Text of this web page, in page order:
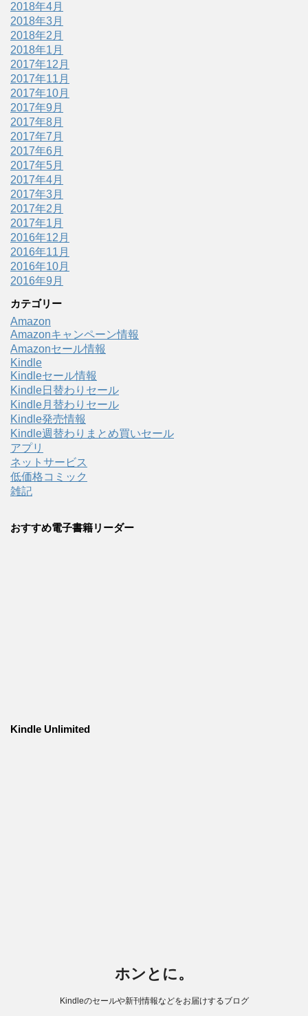
2018年4月
2018年3月
2018年2月
2018年1月
2017年12月
2017年11月
2017年10月
2017年9月
2017年8月
2017年7月
2017年6月
2017年5月
2017年4月
2017年3月
2017年2月
2017年1月
2016年12月
2016年11月
2016年10月
2016年9月
カテゴリー
Amazon
Amazonキャンペーン情報
Amazonセール情報
Kindle
Kindleセール情報
Kindle日替わりセール
Kindle月替わりセール
Kindle発売情報
Kindle週替わりまとめ買いセール
アプリ
ネットサービス
低価格コミック
雑記
おすすめ電子書籍リーダー
Kindle Unlimited
ホンとに。
Kindleのセールや新刊情報などをお届けするブログ